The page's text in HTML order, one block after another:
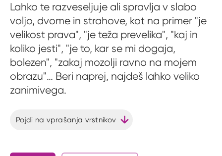
Lahko te razveseljuje ali spravlja v slabo
voljo, dvome in strahove, kot na primer "je
velikost prava", "je teža prevelika", "kaj in
koliko jesti", "je to, kar se mi dogaja,
bolezen", "zakaj mozolji ravno na mojem
obrazu"… Beri naprej, najdeš lahko veliko
zanimivega.
Pojdi na vprašanja vrstnikov